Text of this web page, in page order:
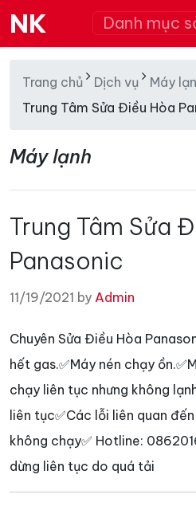
NK Danh mục
Trang chủ Dịch vụ
Máy
Trung Tâm Sửa Điều Hòa
Máy lạnh
Trung Tâm Sửa
Panasonic
11/19/2021 by Admin
Chuyên Sửa Điều Hòa
hết gas.✅Máy nén chạy
chạy liên tục nhưng không
liên tục✅Các lỗi liên quan
không chạy✅ Hotline:
dừng liên tục do quá tải